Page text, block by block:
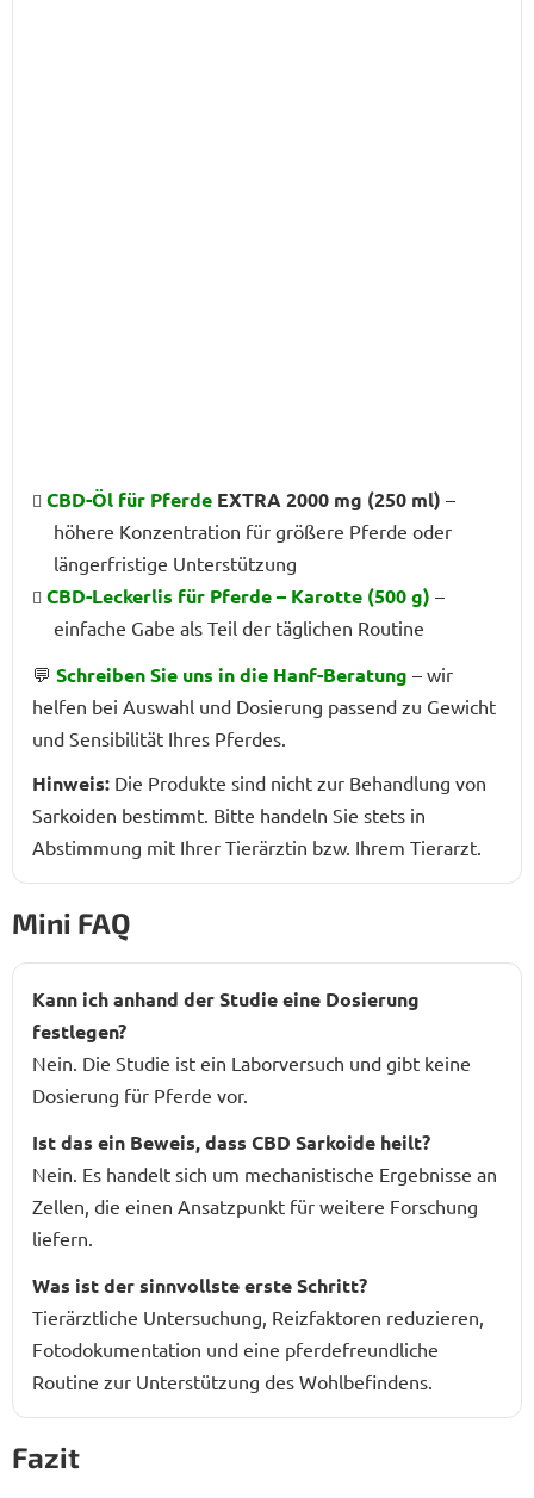
CBD-Öl für Pferde EXTRA 2000 mg (250 ml) –
höhere Konzentration für größere Pferde oder
längerfristige Unterstützung
CBD-Leckerlis für Pferde – Karotte (500 g) –
einfache Gabe als Teil der täglichen Routine
💬 Schreiben Sie uns in die Hanf-Beratung – wir
helfen bei Auswahl und Dosierung passend zu Gewicht
und Sensibilität Ihres Pferdes.
Hinweis: Die Produkte sind nicht zur Behandlung von
Sarkoiden bestimmt. Bitte handeln Sie stets in
Abstimmung mit Ihrer Tierärztin bzw. Ihrem Tierarzt.
Mini FAQ
Kann ich anhand der Studie eine Dosierung
festlegen?
Nein. Die Studie ist ein Laborversuch und gibt keine
Dosierung für Pferde vor.
Ist das ein Beweis, dass CBD Sarkoide heilt?
Nein. Es handelt sich um mechanistische Ergebnisse an
Zellen, die einen Ansatzpunkt für weitere Forschung
liefern.
Was ist der sinnvollste erste Schritt?
Tierärztliche Untersuchung, Reizfaktoren reduzieren,
Fotodokumentation und eine pferdefreundliche
Routine zur Unterstützung des Wohlbefindens.
Fazit